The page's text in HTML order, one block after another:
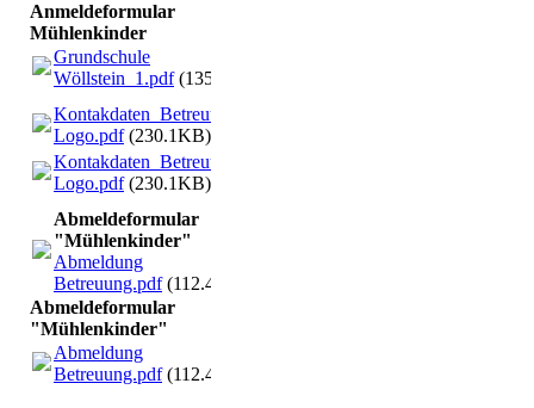
Anmeldeformular
Mühlenkinder
Grundschule
Wöllstein_1.pdf(135.19KB)
Kontakdaten_Betreuungskinder_mit
Logo.pdf(230.1KB)
Kontakdaten_Betreuungskinder_mit
Logo.pdf(230.1KB)
Abmeldeformular
"Mühlenkinder"
Abmeldung
Betreuung.pdf(112.44KB)
Abmeldeformular
"Mühlenkinder"
Abmeldung
Betreuung.pdf(112.44KB)